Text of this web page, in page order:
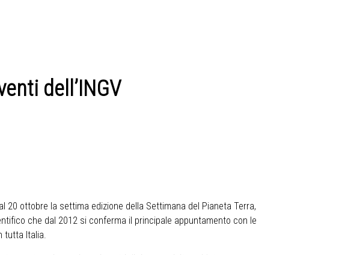
dell’INGV
20 ottobre la settima edizione della Settimana del Pianeta Terra,
che dal 2012 si conferma il principale appuntamento con le
tutta Italia.